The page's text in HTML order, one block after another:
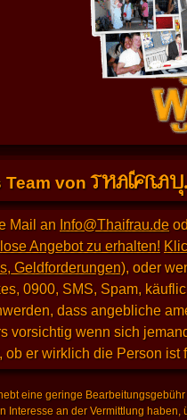
Team von
Mail an Info@Thaifrau.de
Angebot zu erhalten!
Geldforderungen), oder
0900, SMS, Spam,
dass angebliche
vorsichtig wenn sich
ob er wirklich die Person
eine geringe
Interesse an der Vermittlung